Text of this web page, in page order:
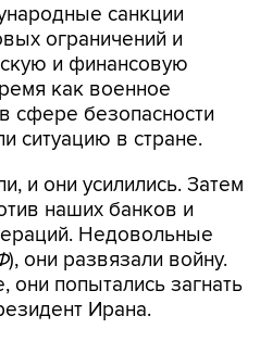
санкции
ограничений и
и финансовую
как военное
сфере безопасности
ситуацию в стране.
и они усилились. Затем
наших банков и
Недовольные
), они развязали войну.
попытались загнать
Ирана.